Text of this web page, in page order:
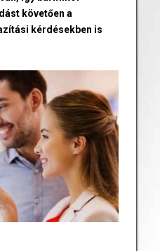
követően a
kérdésekben is